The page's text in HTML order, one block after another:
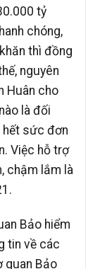
tỷ
chóng,
thì đồng
nguyên
Huân cho
là đối
sức đơn
Việc hỗ trợ
chậm lắm là
Bảo hiểm
tin về các
quan Bảo